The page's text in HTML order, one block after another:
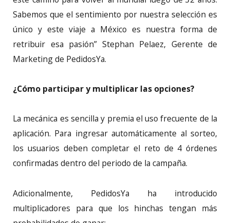
Sabemos que el sentimiento por nuestra selección es
único y este viaje a México es nuestra forma de
retribuir esa pasión” Stephan Pelaez, Gerente de
Marketing de PedidosYa.
¿Cómo participar y multiplicar las opciones?
La mecánica es sencilla y premia el uso frecuente de la
aplicación. Para ingresar automáticamente al sorteo,
los usuarios deben completar el reto de 4 órdenes
confirmadas dentro del periodo de la campaña.
Adicionalmente, PedidosYa ha introducido
multiplicadores para que los hinchas tengan más